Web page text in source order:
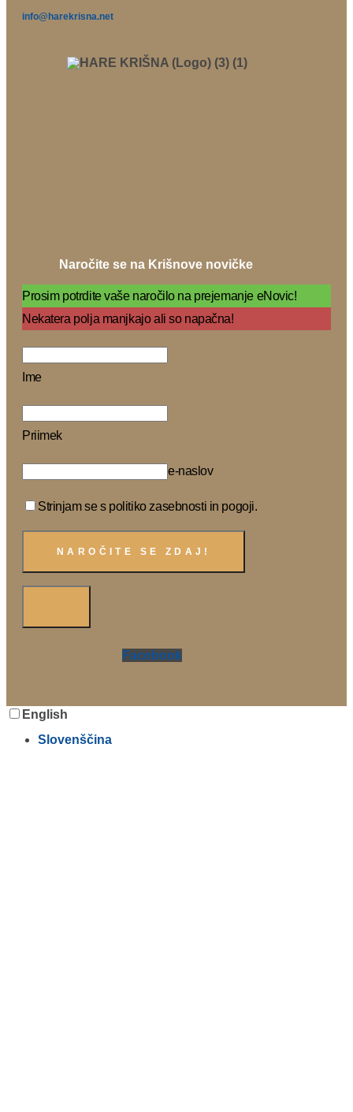
info@harekrisna.net
Naročite se na Krišnove novičke
Prosim potrdite vaše naročilo na prejemanje eNovic!
Nekatera polja manjkajo ali so napačna!
Ime
Priimek
e-naslov
Strinjam se s politiko zasebnosti in pogoji.
Facebook
English
Slovenščina